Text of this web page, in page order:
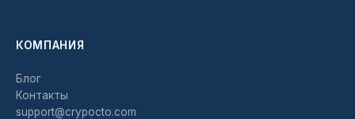
КОМПАНИЯ
Блог
Контакты
support@crypocto.com